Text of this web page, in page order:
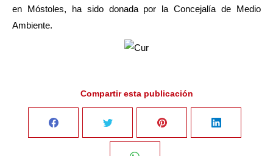
en Móstoles, ha sido donada por la Concejalía de Medio
Ambiente.
Compartir esta publicación
Share Share Share